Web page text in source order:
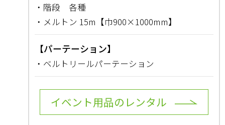
・階段 各種
・メルトン 15m【巾900×1000mm】
【パーテーション】
・ベルトリールパーテーション
イベント用品のレンタル